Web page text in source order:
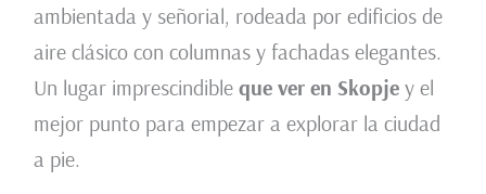
ambientada y señorial, rodeada por edificios de
aire clásico con columnas y fachadas elegantes.
Un lugar imprescindible que ver en Skopjey el
mejor punto para empezar a explorar la ciudad
a pie.